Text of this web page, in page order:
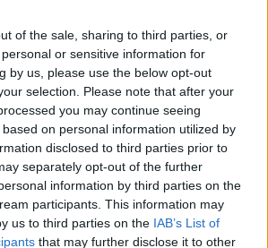
of the sale, sharing to third parties, or
or sensitive information for
by us, please use the below opt-out
selection. Please note that after your
you may continue seeing
on personal information utilized by
disclosed to third parties prior to
separately opt-out of the further
information by third parties on the
participants. This information may
us to third parties on the IAB’s List of
that may further disclose it to other